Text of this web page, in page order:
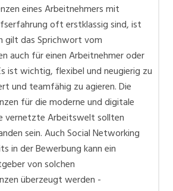
eines Arbeitnehmers mit
oft erstklassig sind, ist
gilt das Sprichwort vom
auch für einen Arbeitnehmer oder
ist wichtig, flexibel und neugierig zu
und teamfähig zu agieren. Die
für die moderne und digitale
vernetzte Arbeitswelt sollten
sein. Auch Social Networking
in der Bewerbung kann ein
von solchen
überzeugt werden -